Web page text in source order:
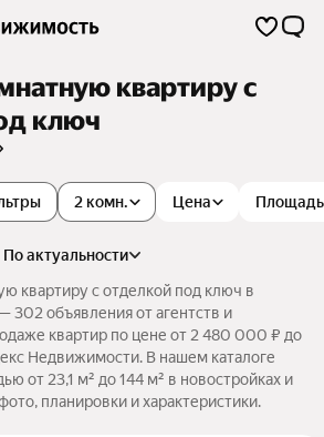
квартиру с
ключ
2 комн. Цена Площадь
по актуальности
квартиру с отделкой под ключ в
302 объявления от агентств и
квартир по цене от 2 480 000 ₽ до
Недвижимости. В нашем каталоге
от 23,1 м² до 144 м² в новостройках и
планировки и характеристики.